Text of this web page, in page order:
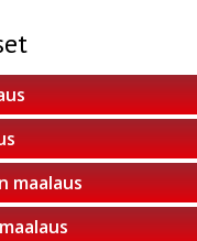
maalaus